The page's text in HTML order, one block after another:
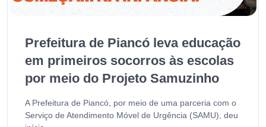
Prefeitura de Piancó leva educação
em primeiros socorros às escolas
por meio do Projeto Samuzinho
A Prefeitura de Piancó, por meio de uma parceria com o
Serviço de Atendimento Móvel de Urgência (SAMU), deu